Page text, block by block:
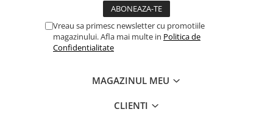
Vreau sa primesc newsletter cu promotiile
magazinului. Afla mai multe in Politica de
Confidentialitate
MAGAZINUL MEU
CLIENTI